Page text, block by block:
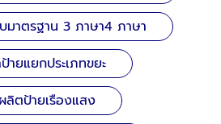
มาตรฐาน 3 ภาษา4 ภาษา
ายแยกประเภทขยะ
ลิตป้ายเรืองแสง